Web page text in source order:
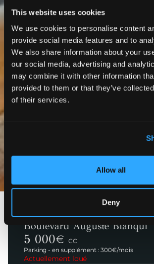
This website uses cookies
We use cookies to personalise content
provide social media features and to
We also share information about your
our social media, advertising and
may combine it with other information
provided to them or that they’ve
of their services.
Allow all
Deny
Boulevard Auguste Blanqui
5 000€ CC
Parking - en supplément : 300€/mois
Actuellement loué